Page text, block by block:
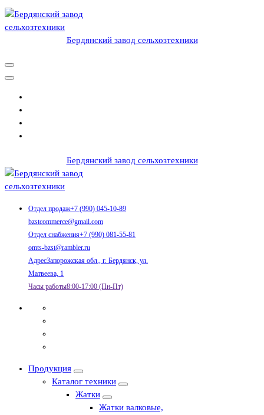
Перейти
подсолнечника, подборщики, приспособления для уборки рапса,
бердянский завод сельхозтехники, в Бердянске, Россия
Бердянский завод сельхозтехники
Бердянский завод сельхозтехники
Продукция, жатки, косилки, приспособления для уборки
подсолнечника, подборщики, приспособления для уборки рапса,
бердянский завод сельхозтехники, в Бердянске, Россия
Отдел продаж+7 (990) 045-10-89
bzstcommerce@gmail.com
Отдел снабжения+7 (990) 081-55-81
omts-bzst@rambler.ru
АдресЗапорожская обл., г. Бердянск, ул.
Матвеева, 1
Часы работы8:00-17:00 (Пн-Пт)
Продукция
Каталог техники
Жатки
Жатки валковые,